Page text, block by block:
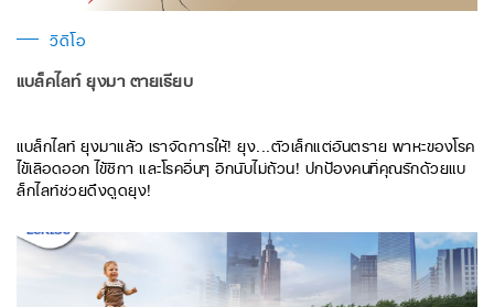
วิดีโอ
แบล็คไลท์ ยุงมา ตายเรียบ
แบล็กไลท์ ยุงมาแล้ว เราจัดการให้! ยุง...ตัวเล็กแต่อันตราย พาหะของโรค
ไข้เลือดออก ไข้ซิกา และโรคอื่นๆ อีกนับไม่ถ้วน! ปกป้องคนที่คุณรักด้วยแบ
ล็กไลท์ช่วยดึงดูดยุง!